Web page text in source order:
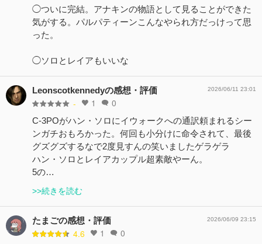
◯ついに完結。アナキンの物語として見ることができた
気がする。パルパティーンこんなやられ方だっけって思
った。
◯ソロとレイアもいいな
Leonscotkennedyの感想・評価
- 1 0
2026/06/11 23:01
C-3POがハン・ソロにイウォークへの通訳頼まれるシー
ンガチおもろかった。何回も小分けに命令されて、最後
グズグズするなで2度見すんの笑いましたゲラゲラ
ハン・ソロとレイアカップル超素敵やーん。
5の…
>>続きを読む
たまごの感想・評価
4.6 1 0
2026/06/09 23:15